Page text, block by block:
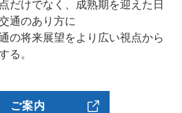
だけでなく、成熟期を迎えた日
通のあり方に
の将来展望をより広い視点から
る。
ご案内